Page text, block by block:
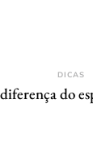
DICAS
do